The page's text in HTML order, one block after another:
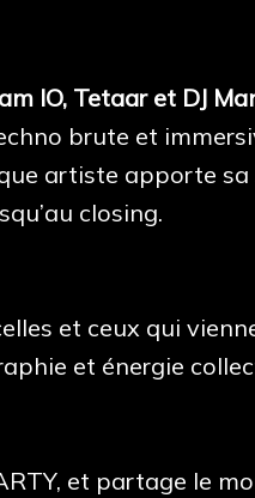
IO, Tetaar et DJ
brute et
artiste apporte
closing.
et ceux qui
et énergie
et partage le